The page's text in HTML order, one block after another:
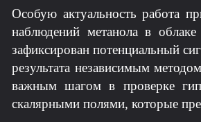
Особую актуальность работа
наблюдений метанола в
зафиксирован потенциальный
результата независимым
важным шагом в проверке
скалярными полями, которые